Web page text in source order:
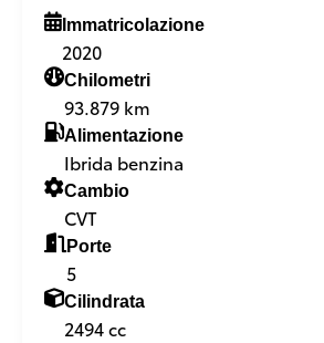
Immatricolazione
2020
Chilometri
93.879 km
Alimentazione
Ibrida benzina
Cambio
CVT
Porte
5
Cilindrata
2494 cc